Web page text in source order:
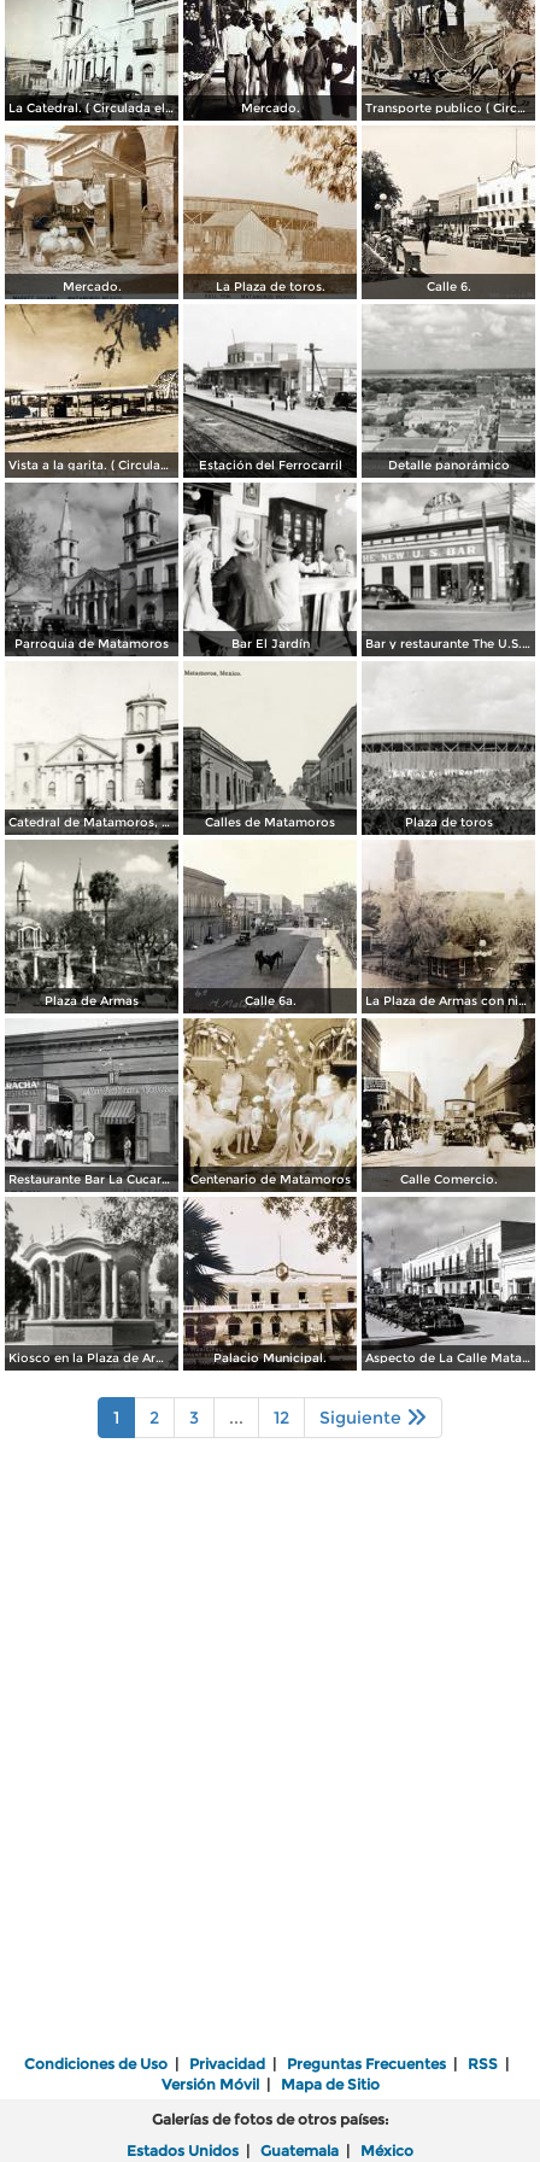
La Catedral. ( Circulada el 6 de Noviembre de 1944 ). Mercado. Transporte publico ( Circulada el 20 de Febrero de 1921 ).
Mercado. La Plaza de toros. Calle 6.
Vista a la garita. ( Circulada el 9 de Julio de 1956 ). Estación del Ferrocarril Detalle panorámico
Parroquia de Matamoros Bar El Jardín Bar y restaurante The U.S. Bar
Catedral de Matamoros, dañada por el huracán del 4 de septiembre de 1933 Calles de Matamoros Plaza de toros
Plaza de Armas Calle 6a. La Plaza de Armas con nieve en los arboles.
Restaurante Bar La Cucaracha ( Circulada el 20 de Febrero de 1948 ). Centenario de Matamoros Calle Comercio.
Kiosco en la Plaza de Armas Palacio Municipal. Aspecto de La Calle Matamoros ( Circulada el 6 de Enero de 1951 ).
1 2 3 ... 12 Siguiente
Condiciones de Uso | Privacidad | Preguntas Frecuentes | RSS |
Versión Móvil| Mapa de Sitio
Galerías de fotos de otros países:
Estados Unidos | Guatemala | México